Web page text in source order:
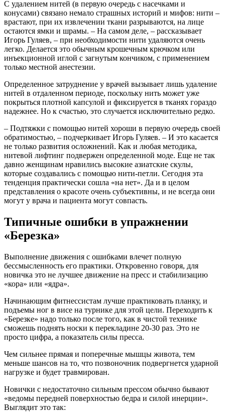
С удалением нитей (в первую очередь с насечками и
конусами) связано немало страшных историй и мифов: нити –
врастают, при их извлечении ткани разрываются, на лице
остаются ямки и шрамы. – На самом деле, – рассказывает
Игорь Гуляев, – при необходимости нити удаляются очень
легко. Делается это обычным крошечным крючком или
инъекционной иглой с загнутым кончиком, с применением
только местной анестезии.
Определенное затруднение у врачей вызывает лишь удаление
нитей в отдаленном периоде, поскольку нить может уже
покрыться плотной капсулой и фиксируется в тканях гораздо
надежнее. Но к счастью, это случается исключительно редко.
– Подтяжки с помощью нитей хороши в первую очередь своей
обратимостью, – подчеркивает Игорь Гуляев. – И это касается
не только развития осложнений. Как и любая методика,
нитевой лифтинг подвержен определенной моде. Еще не так
давно женщинам нравились высокие азиатские скулы,
которые создавались с помощью нити-петли. Сегодня эта
тенденция практически сошла «на нет». Да и в целом
представления о красоте очень субъективны, и не всегда они
могут у врача и пациента могут совпасть.
Типичные ошибки в упражнении
«Березка»
Выполнение движения с ошибками влечет полную
бессмысленность его практики. Откровенно говоря, для
новичка это не лучшее движение на пресс и стабилизацию
«кора» или «ядра».
Начинающим фитнессистам лучше практиковать планку, и
подъемы ног в висе на турнике для этой цели. Переходить к
«Березке» надо только после того, как в чистой технике
сможешь поднять носки к перекладине 20-30 раз. Это не
просто цифра, а показатель силы пресса.
Чем сильнее прямая и поперечные мышцы живота, тем
меньше шансов на то, что позвоночник подвергнется ударной
нагрузке и будет травмирован.
Новички с недостаточно сильным прессом обычно бывают
«ведомы передней поверхностью бедра и силой инерции».
Выглядит это так: